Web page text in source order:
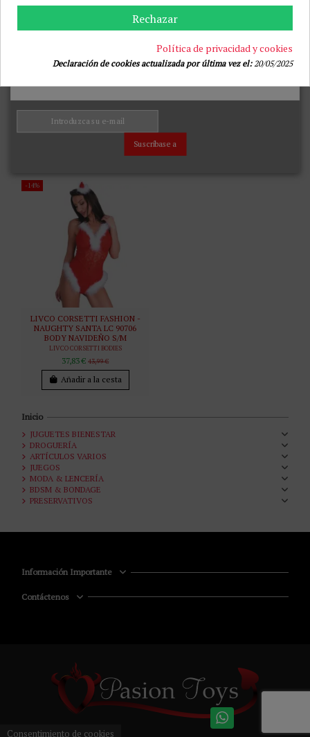
90604 BODY + MEDIAS +
DIADEMA NAVIDEÑA S/M
LIVCO CORSETTI SETS
47,03 €55,99 €
90604 BODY + MEDIAS +
-14%
LIVCO CORSETTI FASHION -
NAUGHTY SANTA LC 90706
BODY NAVIDEÑO S/M
LIVCO CORSETTI BODIES
37,83 €43,99 €
Añadir a la cesta
Inicio
JUGUETES BIENESTAR
DROGUERÍA
ARTÍCULOS VARIOS
JUEGOS
MODA & LENCERÍA
BDSM & BONDAGE
PRESERVATIVOS
Información Importante
Contáctenos
Suscríbase a
Rechazar
Política de privacidad y cookies
Declaración de cookies actualizada por última vez el:20/05/2025
Consentimiento de cookies